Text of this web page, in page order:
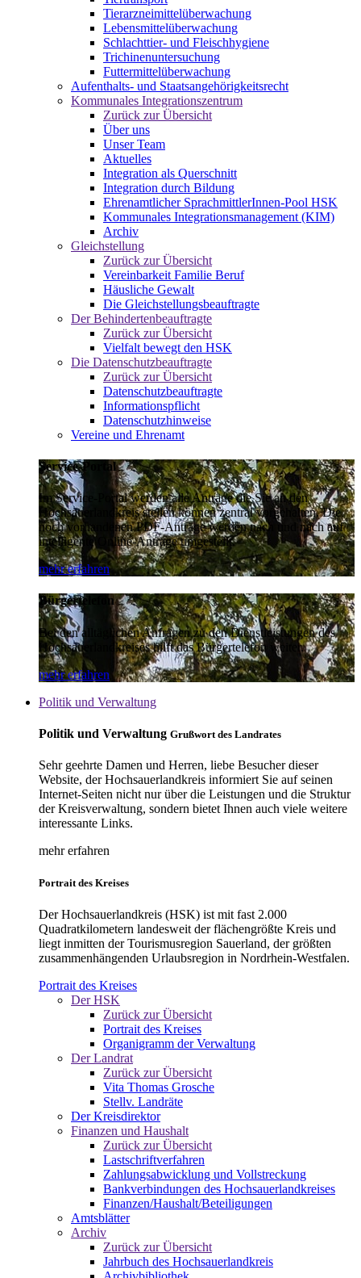
Tierarzneimittelüberwachung
Lebensmittelüberwachung
Schlachttier- und Fleischhygiene
Trichinenuntersuchung
Futtermittelüberwachung
Aufenthalts- und Staatsangehörigkeitsrecht
Kommunales Integrationszentrum
Zurück zur Übersicht
Über uns
Unser Team
Aktuelles
Integration als Querschnitt
Integration durch Bildung
Ehrenamtlicher SprachmittlerInnen-Pool HSK
Kommunales Integrationsmanagement (KIM)
Archiv
Gleichstellung
Zurück zur Übersicht
Vereinbarkeit Familie Beruf
Häusliche Gewalt
Die Gleichstellungsbeauftragte
Der Behindertenbeauftragte
Zurück zur Übersicht
Vielfalt bewegt den HSK
Die Datenschutzbeauftragte
Zurück zur Übersicht
Datenschutzbeauftragte
Informationspflicht
Datenschutzhinweise
Vereine und Ehrenamt
Service-Portal
Im Service-Portal werden alle Anträge die Sie an den
Hochsauerlandkreis stellen können zentral vorgehalten. Die
noch vorhandenen PDF-Anträge werden nach und nach auf
intelligente Online-Anträge umgestellt.
mehr erfahren
Bürgertelefon
Bei den alltäglichen Anfragen zu den Dienstleistungen des
Hochsauerlandkreises hilft das Bürgertelefon weiter.
mehr erfahren
Politik und Verwaltung
Politik und Verwaltung Grußwort des Landrates
Sehr geehrte Damen und Herren, liebe Besucher dieser
Website, der Hochsauerlandkreis informiert Sie auf seinen
Internet-Seiten nicht nur über die Leistungen und die Struktur
der Kreisverwaltung, sondern bietet Ihnen auch viele weitere
interessante Links.
mehr erfahren
Portrait des Kreises
Der Hochsauerlandkreis (HSK) ist mit fast 2.000
Quadratkilometern landesweit der flächengrößte Kreis und
liegt inmitten der Tourismusregion Sauerland, der größten
zusammenhängenden Urlaubsregion in Nordrhein-Westfalen.
Portrait des Kreises
Der HSK
Zurück zur Übersicht
Portrait des Kreises
Organigramm der Verwaltung
Der Landrat
Zurück zur Übersicht
Vita Thomas Grosche
Stellv. Landräte
Der Kreisdirektor
Finanzen und Haushalt
Zurück zur Übersicht
Lastschriftverfahren
Zahlungsabwicklung und Vollstreckung
Bankverbindungen des Hochsauerlandkreises
Finanzen/Haushalt/Beteiligungen
Amtsblätter
Archiv
Zurück zur Übersicht
Jahrbuch des Hochsauerlandkreis